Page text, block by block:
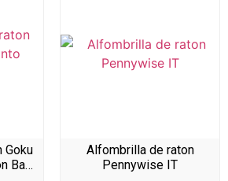
Goku
Ba…
Alfombrilla de raton
Pennywise IT